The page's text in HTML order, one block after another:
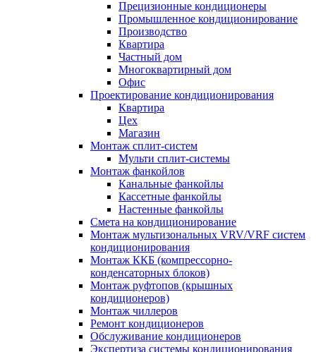
Прецизионные кондиционеры
Промышленное кондиционирование
Производство
Квартира
Частный дом
Многоквартирный дом
Офис
Проектирование кондиционирования
Квартира
Цех
Магазин
Монтаж сплит-систем
Мульти сплит-системы
Монтаж фанкойлов
Канальные фанкойлы
Кассетные фанкойлы
Настенные фанкойлы
Смета на кондиционирование
Монтаж мультизональных VRV/VRF систем
кондиционирования
Монтаж ККБ (компрессорно-
конденсаторных блоков)
Монтаж руфтопов (крышных
кондиционеров)
Монтаж чиллеров
Ремонт кондиционеров
Обслуживание кондиционеров
Экспертиза системы кондиционирования